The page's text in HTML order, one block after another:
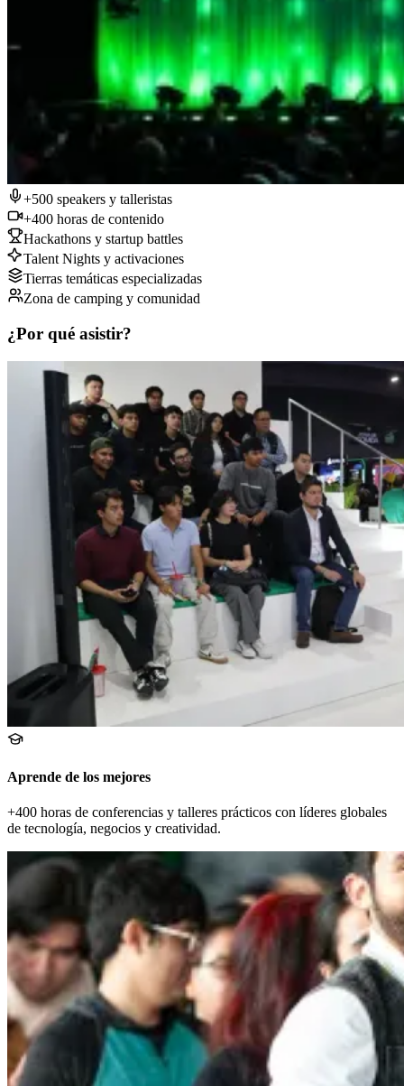
+500 speakers y talleristas
+400 horas de contenido
Hackathons y startup battles
Talent Nights y activaciones
Tierras temáticas especializadas
Zona de camping y comunidad
¿Por qué asistir?
Aprende de los mejores
+400 horas de conferencias y talleres prácticos con líderes globales
de tecnología, negocios y creatividad.